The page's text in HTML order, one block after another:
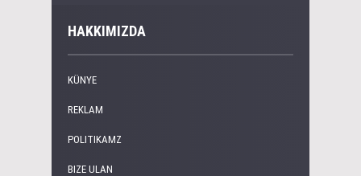
HAKKIMIZDA
KÜNYE
REKLAM
POLITIKAMZ
BIZE ULAN